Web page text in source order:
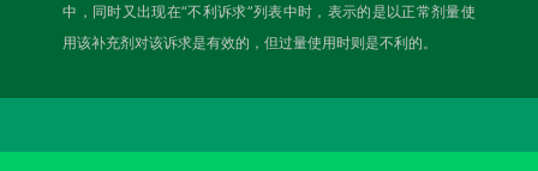
中，同时又出现在“不利诉求”列表中时，表示的是以正常剂量使
用该补充剂对该诉求是有效的，但过量使用时则是不利的。